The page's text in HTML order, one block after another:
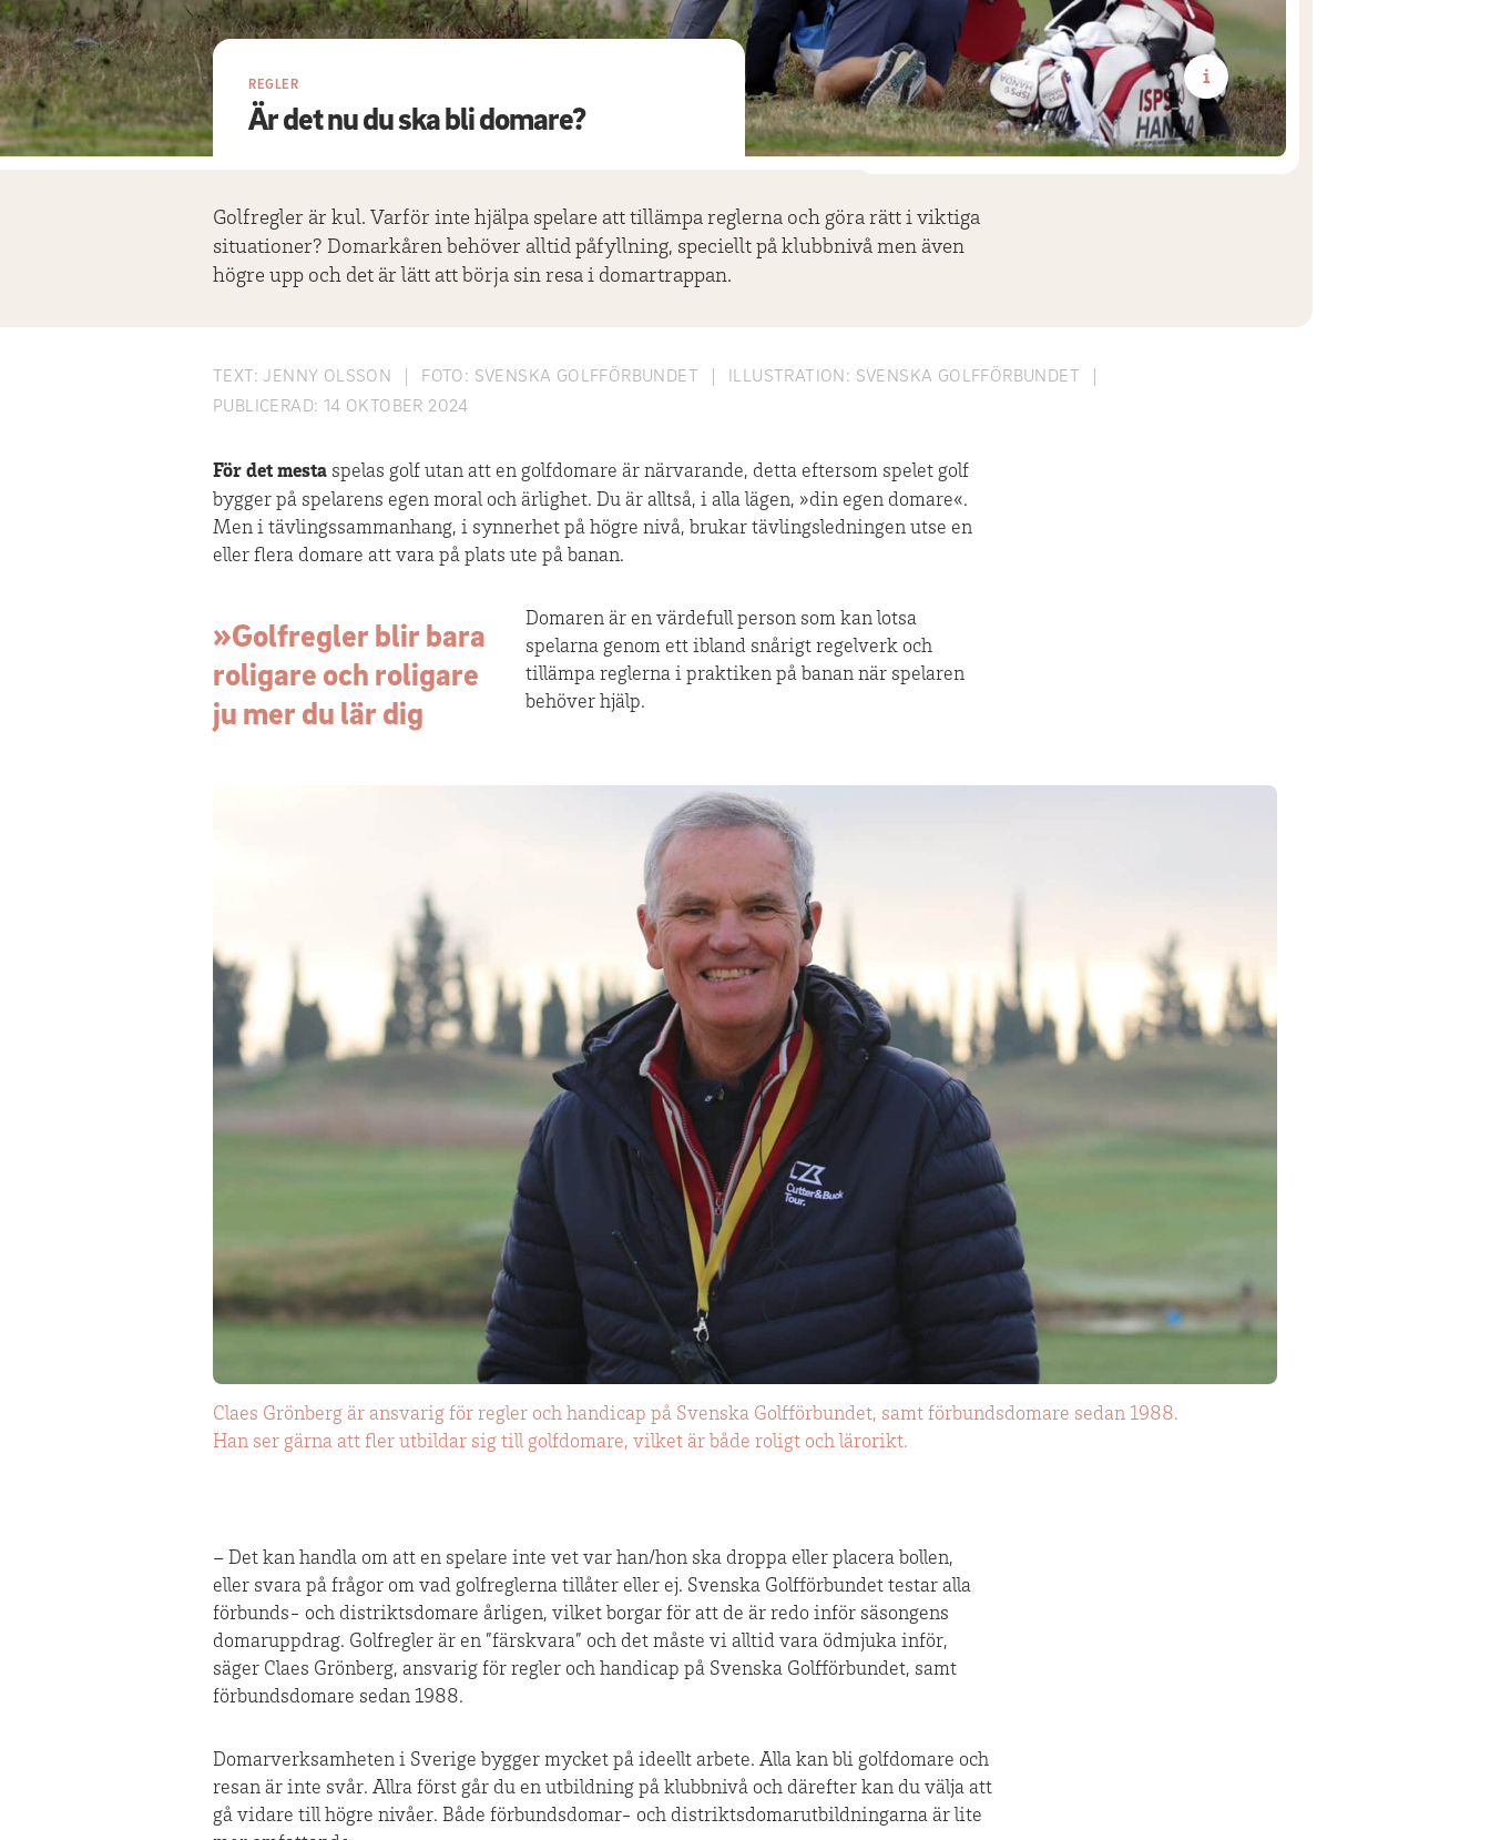
i
REGLER
Är det nu du ska bli domare?
Golfregler är kul. Varför inte hjälpa spelare att tillämpa reglerna och göra rätt i viktiga
situationer? Domarkåren behöver alltid påfyllning, speciellt på klubbnivå men även
högre upp och det är lätt att börja sin resa i domartrappan.
TEXT: JENNY OLSSON | FOTO: SVENSKA GOLFFÖRBUNDET | ILLUSTRATION: SVENSKA GOLFFÖRBUNDET
|
PUBLICERAD: 14 OKTOBER 2024
För det mesta spelas golf utan att en golfdomare är närvarande, detta eftersom spelet golf
bygger på spelarens egen moral och ärlighet. Du är alltså, i alla lägen, »din egen domare«.
Men i tävlingssammanhang, i synnerhet på högre nivå, brukar tävlingsledningen utse en
eller flera domare att vara på plats ute på banan.
»Golfregler blir bara
roligare och roligare
ju mer du lär dig
Domaren är en värdefull person som kan lotsa
spelarna genom ett ibland snårigt regelverk och
tillämpa reglerna i praktiken på banan när spelaren
behöver hjälp.
Claes Grönberg är ansvarig för regler och handicap på Svenska Golfförbundet, samt förbundsdomare sedan 1988.
Han ser gärna att fler utbildar sig till golfdomare, vilket är både roligt och lärorikt.
– Det kan handla om att en spelare inte vet var han/hon ska droppa eller placera bollen,
eller svara på frågor om vad golfreglerna tillåter eller ej. Svenska Golfförbundet testar alla
förbunds- och distriktsdomare årligen, vilket borgar för att de är redo inför säsongens
domaruppdrag. Golfregler är en ”färskvara” och det måste vi alltid vara ödmjuka inför,
säger Claes Grönberg, ansvarig för regler och handicap på Svenska Golfförbundet, samt
förbundsdomare sedan 1988.
Domarverksamheten i Sverige bygger mycket på ideellt arbete. Alla kan bli golfdomare och
resan är inte svår. Allra först går du en utbildning på klubbnivå och därefter kan du välja att
gå vidare till högre nivåer. Både förbundsdomar- och distriktsdomarutbildningarna är lite